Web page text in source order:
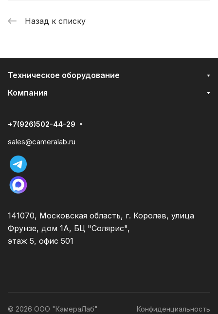
Назад к списку
Техническое оборудование
Компания
+7(926)502-44-29
sales@cameralab.ru
141070, Московская область, г. Королев, улица
Фрунзе, дом 1А, БЦ "Солярис",
этаж 5, офис 501
© 2026 ООО "КамераЛаб" Конфиденциальность